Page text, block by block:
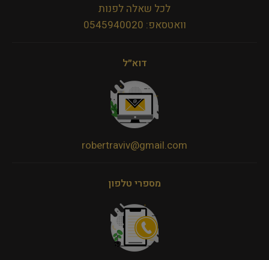
לכל שאלה לפנות
וואטסאפ: 0545940020
דוא״ל
robertraviv@gmail.com
מספרי טלפון